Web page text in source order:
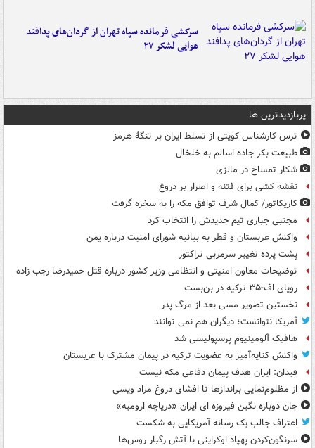
سرکشی فرمانده سپاه تهران از گردان‌های پدافند
هوایی لشکر ۲۷
پربازدیدترین ها
ترس کارشناس کویتی از تسلط ایران بر تنگۀ هرمز
طبیعت بکر جاده اسالم به خلخال
شکار تمساح در مالزی
نقشه کشی برای فتنه و اصرار بر دروغ
کاریکاتور/ کمال شرف توافق مکه را به سخره گرفت
مجتبی جباری تیم جدیدش را انتخاب کرد
واکنش عربستان و قطر به بیانیه شورای امنیت درباره یمن
پشت پرده تغییر سرمربی تراکتور
توضیحات معاون امنیتی و انتظامی وزیر کشور درباره قتل حمیدرضا رجب زاده
رویای اف-۳۵ ترکیه در بن‌بست
نخستین تصویر مسی بعد از مرگ پدر
آمریکا نتوانست؛ دیگران هم نمی توانند
هافبک آلومینیوم پرسپولیسی شد
واکنش کنایه‌آمیز به عضویت ترکیه در پیمان مشترک با عربستان
فیدان: ایران هدف پیمان دفاعی مکه نیست
از مظلوم‌نمایی براندازها تا افشای دروغ مراد ویسی
جان دوباره نگین فیروزه ای ایران «دریاچه ارومیه»
اعتراف جالب یک رسانه آمریکایی به شکست
سرنگون‌کردن پهپاد اوکراینی با آتش رگبار روس‌ها